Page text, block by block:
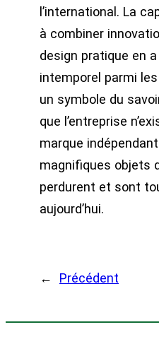
l’international. La
à combiner
design pratique en
intemporel parmi
un symbole du
que l’entreprise
marque
magnifiques objets
perdurent et sont
aujourd’hui.
← Précédent